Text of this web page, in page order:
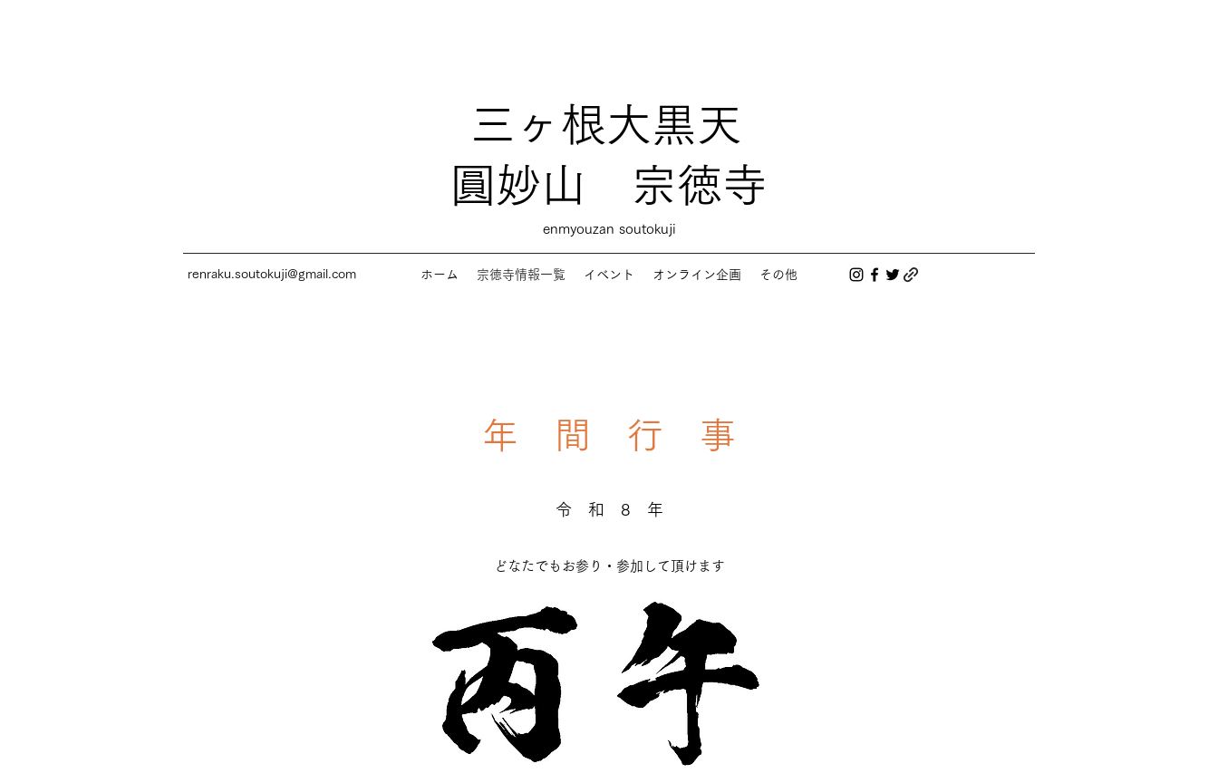
三ヶ根大黒天
圓妙山 宗徳寺
enmyouzan soutokuji
renraku.soutokuji@gmail.com ホーム 宗徳寺情報一覧 イベント オンライン企画 その他
年 間 行 事
令 和 8 年
どなたでもお参り・参加して頂けます